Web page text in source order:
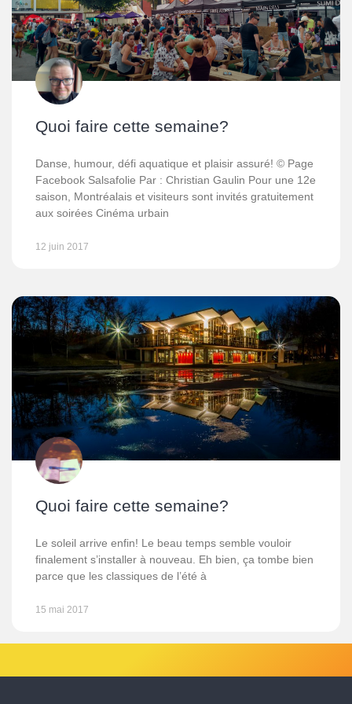
Quoi faire cette semaine?
Danse, humour, défi aquatique et plaisir assuré! © Page
Facebook Salsafolie Par : Christian Gaulin Pour une 12e
saison, Montréalais et visiteurs sont invités gratuitement
aux soirées Cinéma urbain
12 juin 2017
Quoi faire cette semaine?
Le soleil arrive enfin! Le beau temps semble vouloir
finalement s’installer à nouveau. Eh bien, ça tombe bien
parce que les classiques de l’été à
15 mai 2017